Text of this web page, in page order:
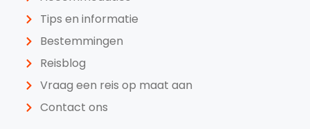
Tips en informatie
Bestemmingen
Reisblog
Vraag een reis op maat aan
Contact ons